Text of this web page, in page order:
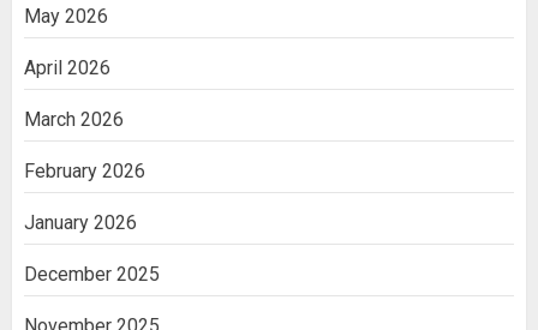
May 2026
April 2026
March 2026
February 2026
January 2026
December 2025
November 2025